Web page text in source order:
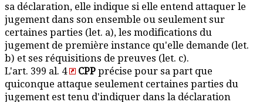
sa déclaration, elle indique si elle entend attaquer le
jugement dans son ensemble ou seulement sur
certaines parties (let. a), les modifications du
jugement de première instance qu'elle demande (let.
b) et ses réquisitions de preuves (let. c).
L'art. 399 al. 4
CPP précise pour sa part que
quiconque attaque seulement certaines parties du
jugement est tenu d'indiquer dans la déclaration